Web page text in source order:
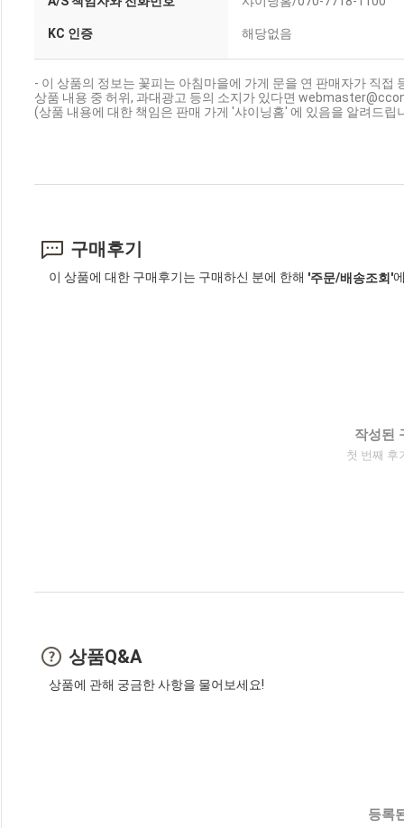
KC 인증 해당없음
- 이 상품의 정보는 꽃피는 아침마을에 가게 문을 연 판매자가 직접
상품 내용 중 허위, 과대광고 등의 소지가 있다면
(상품 내용에 대한 책임은 판매 가게 '샤이닝홈' 에 있음을 알려드립
구매후기
이 상품에 대한 구매후기는 구매하신 분에 한해 '주문/배송조회'
작성된
첫 번째 후
상품Q&A
상품에 관해 궁금한 사항을 물어보세요!
등록